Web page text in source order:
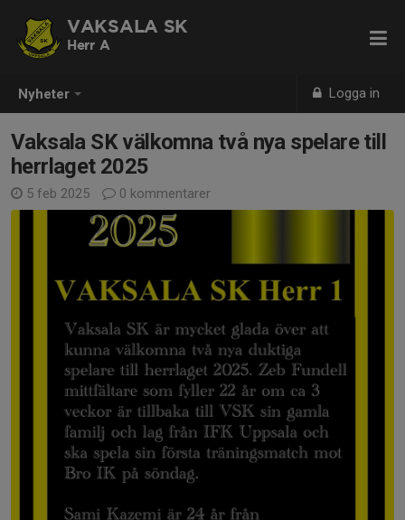
Nyheter Logga in
VAKSALA SK
Herr A
Vaksala SK välkomna två nya spelare till
herrlaget 2025
5 feb 2025 0 kommentarer